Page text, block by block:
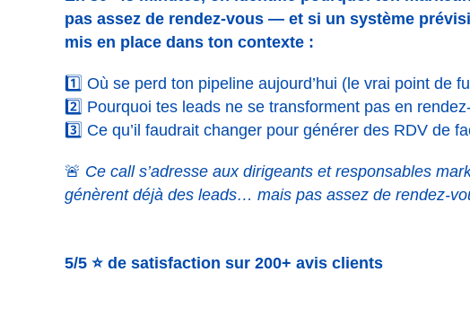
pas assez de rendez-vous — et si un système
mis en place dans ton contexte :
1️⃣ Où se perd ton pipeline aujourd’hui (le vrai point de
2️⃣ Pourquoi tes leads ne se transforment pas en
3️⃣ Ce qu’il faudrait changer pour générer des RDV de
🚨 Ce call s’adresse aux dirigeants et responsables
génèrent déjà des leads… mais pas assez de rendez-
5/5 ⭐️ de satisfaction sur 200+ avis clients